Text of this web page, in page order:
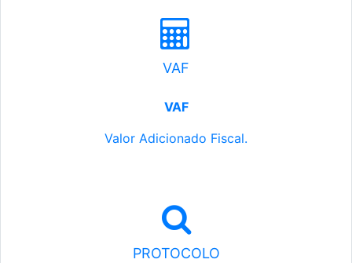
VAF
VAF
Valor Adicionado Fiscal.
PROTOCOLO